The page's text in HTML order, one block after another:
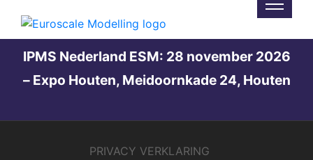
IPMS Nederland ESM: 28 november 2026
– Expo Houten, Meidoornkade 24, Houten
PRIVACY VERKLARING